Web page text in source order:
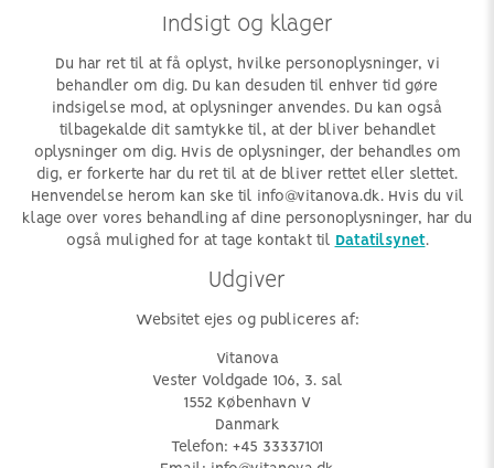
Indsigt og klager
Du har ret til at få oplyst, hvilke personoplysninger, vi
behandler om dig. Du kan desuden til enhver tid gøre
indsigelse mod, at oplysninger anvendes. Du kan også
tilbagekalde dit samtykke til, at der bliver behandlet
oplysninger om dig. Hvis de oplysninger, der behandles om
dig, er forkerte har du ret til at de bliver rettet eller slettet.
Henvendelse herom kan ske til info@vitanova.dk. Hvis du vil
klage over vores behandling af dine personoplysninger, har du
også mulighed for at tage kontakt til Datatilsynet.
Udgiver
Websitet ejes og publiceres af:
Vitanova
Vester Voldgade 106, 3. sal
1552 København V
Danmark
Telefon: +45 33337101